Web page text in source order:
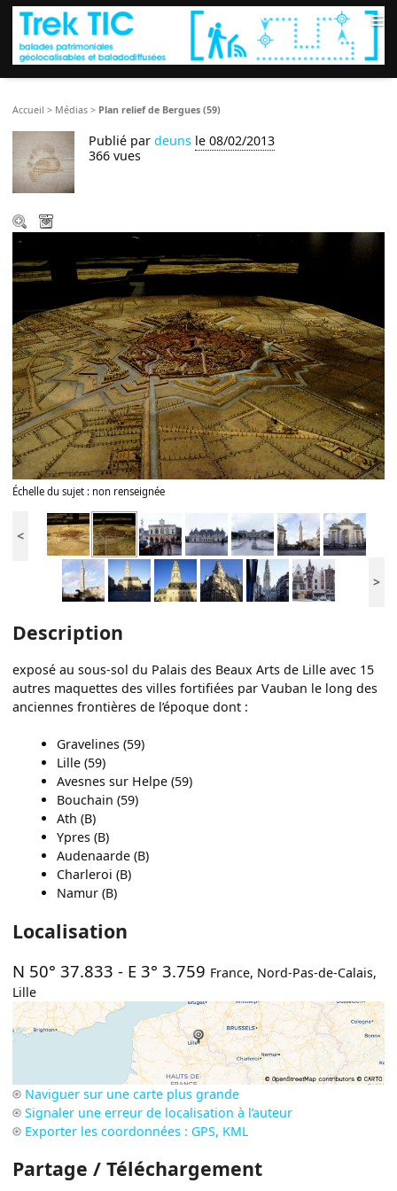
≡
Accueil > Médias > Plan relief de Bergues (59)
Publié pardeuns le 08/02/2013
366 vues
Échelle du sujet : non renseignée
<
>
Description
exposé au sous-sol du Palais des Beaux Arts de Lille avec 15
autres maquettes des villes fortifiées par Vauban le long des
anciennes frontières de l’époque dont :
Gravelines (59)
Lille (59)
Avesnes sur Helpe (59)
Bouchain (59)
Ath (B)
Ypres (B)
Audenaarde (B)
Charleroi (B)
Namur (B)
Localisation
N 50° 37.833 - E 3° 3.759 France, Nord-Pas-de-Calais,
Lille
Naviguer sur une carte plus grande
Signaler une erreur de localisation à l’auteur
Exporter les coordonnées : GPS, KML
Partage / Téléchargement